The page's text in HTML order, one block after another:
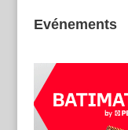
Evénements